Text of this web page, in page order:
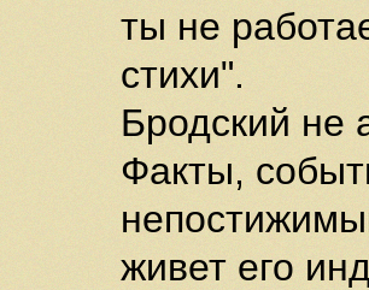
ты не
стихи".
Бродский не
Факты,
живет его